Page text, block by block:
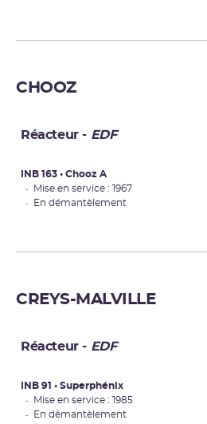
CHOOZ
Réacteur - EDF
INB 163 • Chooz A
• Mise en service : 1967
• En démantèlement
CREYS-MALVILLE
Réacteur - EDF
INB 91 • Superphénix
• Mise en service : 1985
• En démantèlement